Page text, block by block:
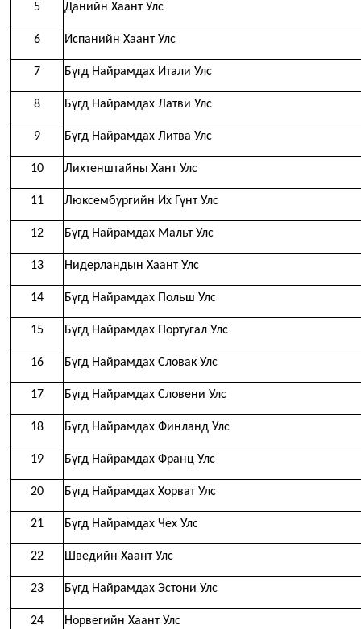
5 Данийн Хаант Улс
6 Испанийн Хаант Улс
7 Бүгд Найрамдах Итали Улс
8 Бүгд Найрамдах Латви Улс
9 Бүгд Найрамдах Литва Улс
10 Лихтенштайны Хант Улс
11 Люксембургийн Их Гүнт Улс
12 Бүгд Найрамдах Мальт Улс
13 Нидерландын Хаант Улс
14 Бүгд Найрамдах Польш Улс
15 Бүгд Найрамдах Португал Улс
16 Бүгд Найрамдах Словак Улс
17 Бүгд Найрамдах Словени Улс
18 Бүгд Найрамдах Финланд Улс
19 Бүгд Найрамдах Франц Улс
20 Бүгд Найрамдах Хорват Улс
21 Бүгд Найрамдах Чех Улс
22 Шведийн Хаант Улс
23 Бүгд Найрамдах Эстони Улс
24 Норвегийн Хаант Улс